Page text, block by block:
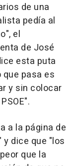
de una
pedía al
el
de José
esta puta
que pasa es
y sin colocar
a la página de
dice que "los
que la